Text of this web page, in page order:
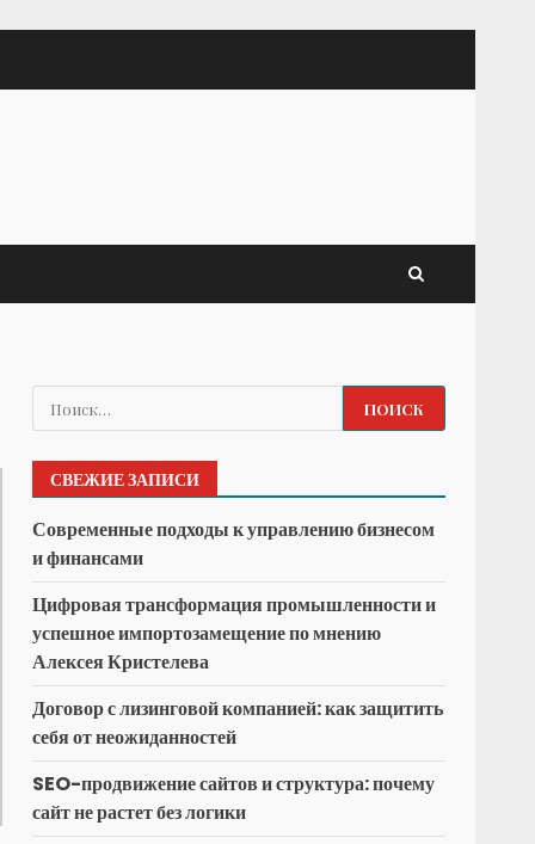
СВЕЖИЕ ЗАПИСИ
Современные подходы к управлению бизнесом
и финансами
Цифровая трансформация промышленности и
успешное импортозамещение по мнению
Алексея Кристелева
Договор с лизинговой компанией: как защитить
себя от неожиданностей
SEO-продвижение сайтов и структура: почему
сайт не растет без логики